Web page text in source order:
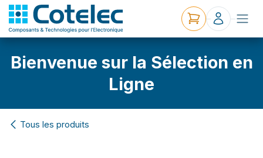
Bienvenue sur la Sélection en
Ligne
Tous les produits